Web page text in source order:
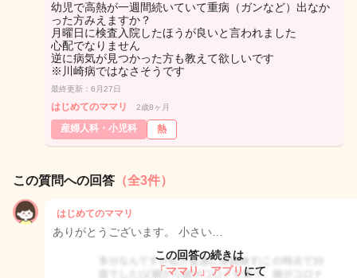
幼児で高熱が一週間続いていて重病（ガンなど）出なか
った方みえますか？
月曜日に検査入院したほうが良いと言われました
心配でなりません
逆に病気が見つかった方も教えて欲しいです
※川崎病ではなさそうです
最終更新：6月27日
はじめてのママリ 2歳8ヶ月
産婦人科・小児科 熱
この質問への回答 （全3件）
はじめてのママリ
ありがとうございます。 小さい…
この回答の続きは
「ママリ」アプリ にて